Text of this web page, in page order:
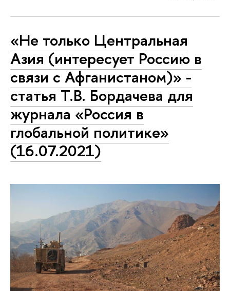
«Не только Центральная
Азия (интересует Россию в
связи с Афганистаном)» -
статья Т.В. Бордачева для
журнала «Россия в
глобальной политике»
(16.07.2021)